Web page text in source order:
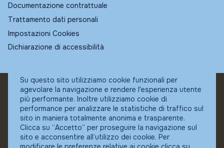
Documentazione contrattuale
Trattamento dati personali
Impostazioni Cookies
Dichiarazione di accessibilità
© Fundstore
Collocatore autorizzato:
Banca Ifigest SpA
P.Iva: 04337180485
Su questo sito utilizziamo cookie funzionali per
agevolare la navigazione e rendere l'esperienza utente
più performante. Inoltre utilizziamo cookie di
performance per analizzare le statistiche di traffico sul
sito in maniera totalmente anonima e trasparente.
Clicca su “Accetto” per proseguire la navigazione sul
sito e acconsentire all’utilizzo dei cookie. Per